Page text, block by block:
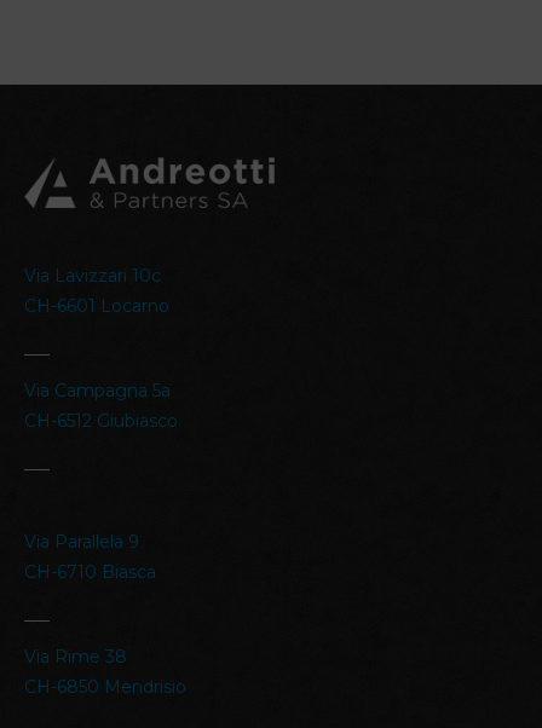
Via Lavizzari 10c
CH-6601 Locarno
–––
Via Campagna 5a
CH-6512 Giubiasco
–––
Via Parallela 9
CH-6710 Biasca
–––
Via Rime 38
CH-6850 Mendrisio